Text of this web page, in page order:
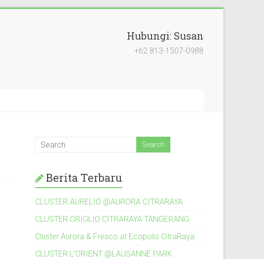
Hubungi: Susan
+62 813-1507-0988
Berita Terbaru
CLUSTER AURELIO @AURORA CITRARAYA
CLUSTER ORIGLIO CITRARAYA TANGERANG
Cluster Aurora & Fresco at Ecopolis CitraRaya
CLUSTER L’ORIENT @LAUSANNE PARK